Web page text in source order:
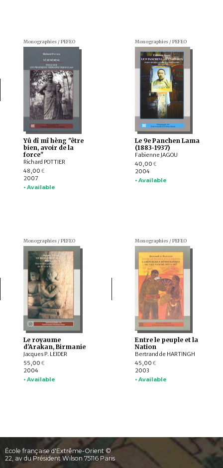
Monographies / PEFEO
Yû dî mî hèng "être
bien, avoir de la
force"
Richard POTTIER
48,00 €
2007
• Available
Monographies / PEFEO
Le 9e Panchen Lama
(1883-1937)
Fabienne JAGOU
40,00 €
2004
• Available
Monographies / PEFEO
Le royaume
d'Arakan, Birmanie
Jacques P. LEIDER
55,00 €
2004
• Available
Monographies / PEFEO
Entre le peuple et la
Nation
Bertrand de HARTINGH
45,00 €
2003
• Available
École française d'Extrême-Orient ©
22, av du Président Wilson 75116 Paris